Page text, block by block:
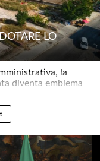
LO
la
diventa emblema